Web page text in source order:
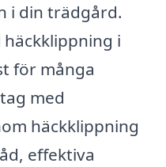
i din trädgård.
i
för många
med
häckklippning
effektiva